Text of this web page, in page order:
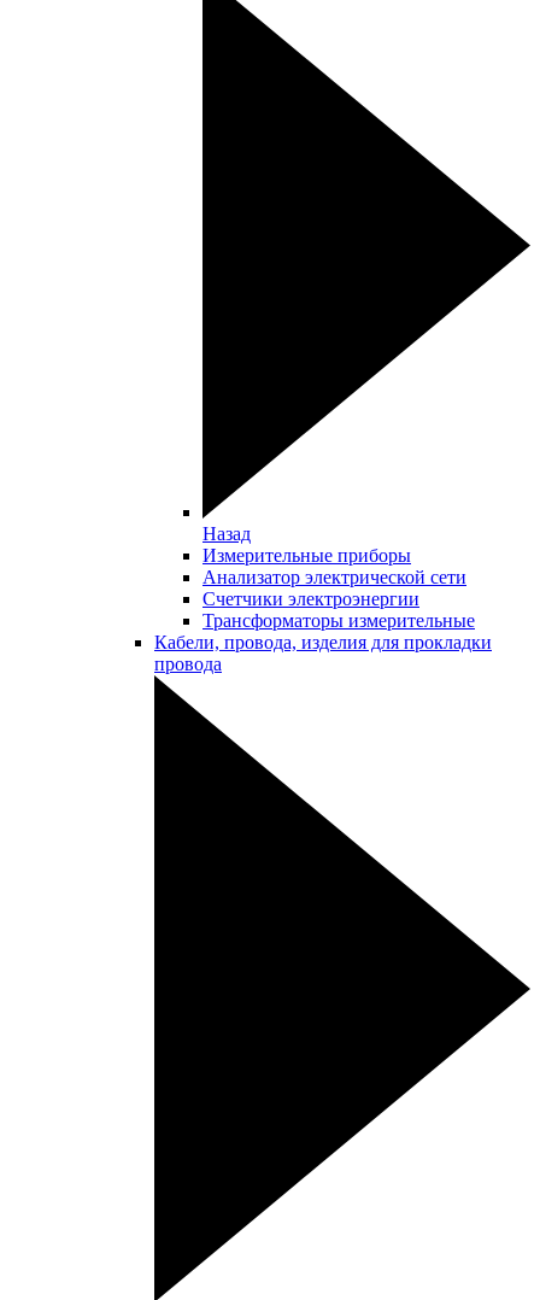
Назад
Измерительные приборы
Анализатор электрической сети
Счетчики электроэнергии
Трансформаторы измерительные
Кабели, провода, изделия для прокладки
провода